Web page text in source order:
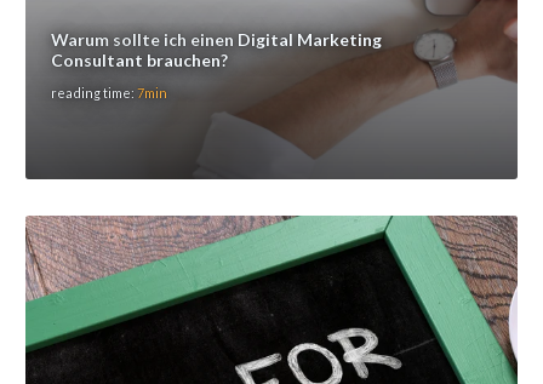
Warum sollte ich einen Digital Marketing
Consultant brauchen?
reading time: 7min